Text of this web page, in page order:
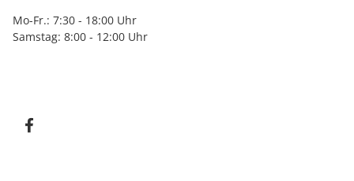
Mo-Fr.: 7:30 - 18:00 Uhr
Samstag: 8:00 - 12:00 Uhr